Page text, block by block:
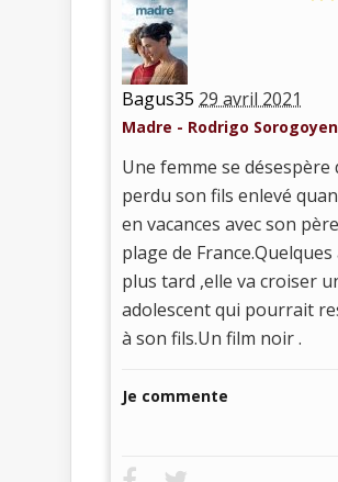
Bagus35 29 avril 2021
Madre - Rodrigo Sorogoyen
Une femme se désespère
perdu son fils enlevé
en vacances avec son
plage de
plus tard ,elle va croiser
adolescent qui pourrait
à son fils.Un film noir .
Je commente